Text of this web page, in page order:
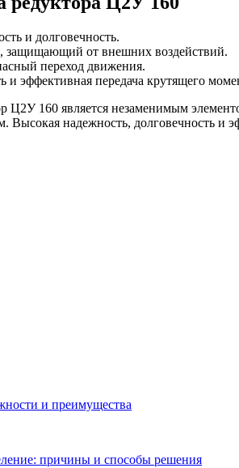
и долговечность.
защищающий от внешних воздействий.
переход движения.
и эффективная передача крутящего
Ц2У 160 является незаменимым
Высокая надежность, долговечность
и преимущества
причины и способы решения